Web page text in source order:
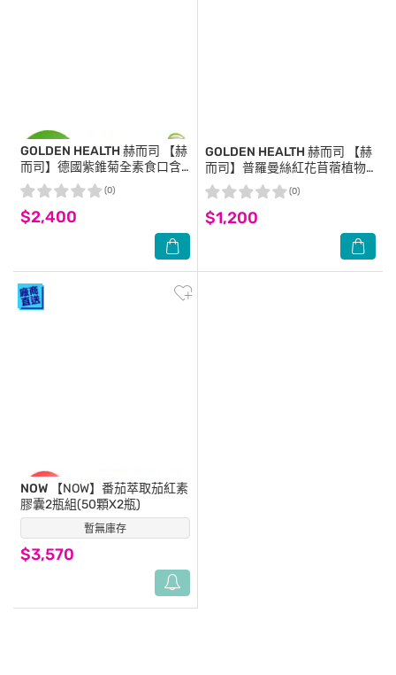
GOLDEN HEALTH 赫而司
【赫
而司】德國紫錐菊全素食口含
錠(60顆*2罐)高濃縮45:1紫錐
花/C/D/鋅/硒
$2,400
(0)
GOLDEN HEALTH 赫而司
【赫
而司】普羅曼絲紅花苜蓿植物
膠囊(60顆/罐)全素頂級植物異
黃酮
$1,200
(0)
暫無庫存
NOW 【NOW】番茄萃取茄紅素
膠囊2瓶組(50顆X2瓶)
$3,570
(0)